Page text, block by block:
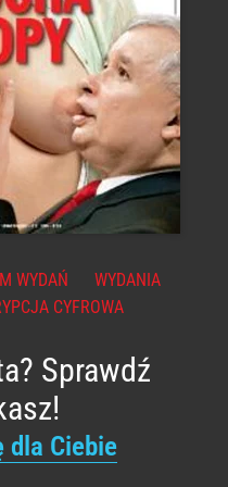
WYDAŃ
WYDANIA
CYFROWA
Sprawdź
dla Ciebie